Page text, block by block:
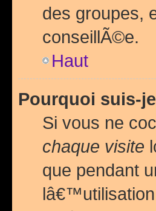
des groupes,
conseillÃ©e.
Haut
Pourquoi suis-
Si vous ne
chaque visite
que pendant